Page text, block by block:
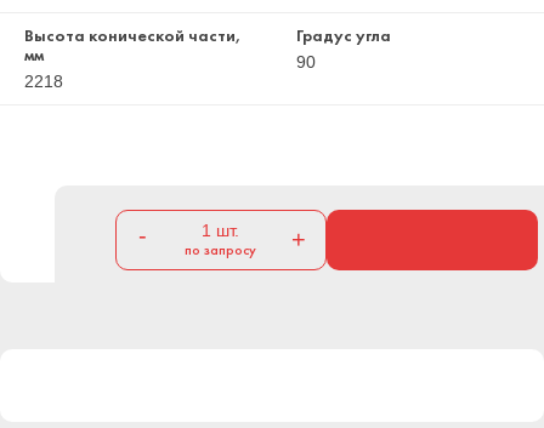
Высота конической части,
мм
2218
Градус угла
90
- 1 шт.
по запросу
+